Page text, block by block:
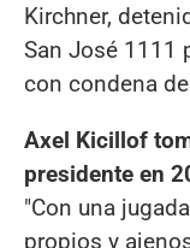
Kirchner,
San José 1111
con condena
Axel Kicillof
presidente en
"Con una
propios y